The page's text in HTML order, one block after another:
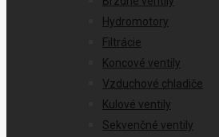
Hydromotory
Filtrácie
Koncové ventily
Vzduchové chladiče
Kulové ventily
Sekvenčné ventily